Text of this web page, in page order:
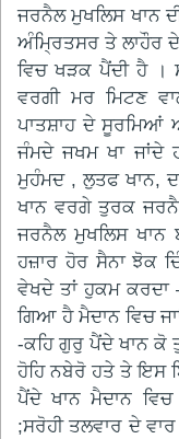
ਜਰਨੈਲ ਮੁਖਲਿਸ ਖਾਨ
ਅੰਮ੍ਰਿਤਸਰ ਤੇ ਲਾਹੌਰ ਦੇ
ਵਿਚ ਖੜਕ ਪੈਂਦੀ ਹੈ ।
ਵਰਗੀ ਮਰ ਮਿਟਣ
ਪਾਤਸ਼ਾਹ ਦੇ ਸੂਰਮਿਆਂ
ਜੰਮਦੇ ਜਖਮ ਖਾ ਜਾਂਦੇ
ਮੁਹੰਮਦ , ਲੁਤਫ ਖਾਨ,
ਖਾਨ ਵਰਗੇ ਤੁਰਕ
ਜਰਨੈਲ ਮੁਖਲਿਸ ਖਾਨ
ਹਜ਼ਾਰ ਹੋਰ ਸੈਨਾ ਝੋਕ
ਵੇਖਦੇ ਤਾਂ ਹੁਕਮ ਕਰਦਾ
ਗਿਆ ਹੈ ਮੈਦਾਨ ਵਿਚ
-ਕਹਿ ਗੁਰੁ ਪੈਂਦੇ ਖਾਨ
ਹੋਹਿ ਨਬੇਰੋ ਹਤੇ ਤੇ ਇਸ
ਪੈਂਦੇ ਖਾਨ ਮੈਦਾਨ ਵਿਚ
;ਸਰੋਹੀ ਤਲਵਾਰ ਦੇ